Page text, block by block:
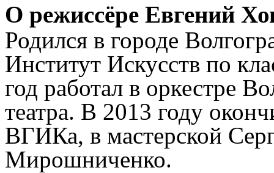
О режиссёре Евгений
Родился в городе
Институт Искусств по
год работал в оркестре
театра. В 2013 году
ВГИКа, в мастерской
Мирошниченко.